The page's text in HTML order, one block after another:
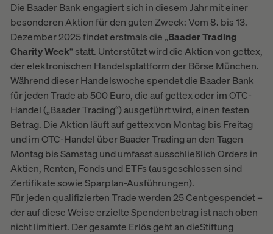
Die Baader Bank engagiert sich in diesem Jahr mit einer
besonderen Aktion für den guten Zweck: Vom 8. bis 13.
Dezember 2025 findet erstmals die „Baader Trading
Charity Week“ statt. Unterstützt wird die Aktion von gettex,
der elektronischen Handelsplattform der Börse München.
Während dieser Handelswoche spendet die Baader Bank
für jeden Trade ab 500 Euro, die auf gettex oder im OTC-
Handel („Baader Trading“) ausgeführt wird, einen festen
Betrag. Die Aktion läuft auf gettex von Montag bis Freitag
und im OTC-Handel über Baader Trading an den Tagen
Montag bis Samstag und umfasst ausschließlich Orders in
Aktien, Renten, Fonds und ETFs (ausgeschlossen sind
Zertifikate sowie Sparplan-Ausführungen).
Für jeden qualifizierten Trade werden 25 Cent gespendet –
der auf diese Weise erzielte Spendenbetrag ist nach oben
nicht limitiert. Der gesamte Erlös geht an dieStiftung